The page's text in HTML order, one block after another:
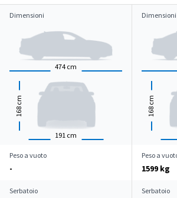
Dimensioni
474 cm
191 cm
168
cm
Dimensioni
168
cm
Peso a vuoto
-
Peso a
1599 kg
Serbatoio Serbatoio